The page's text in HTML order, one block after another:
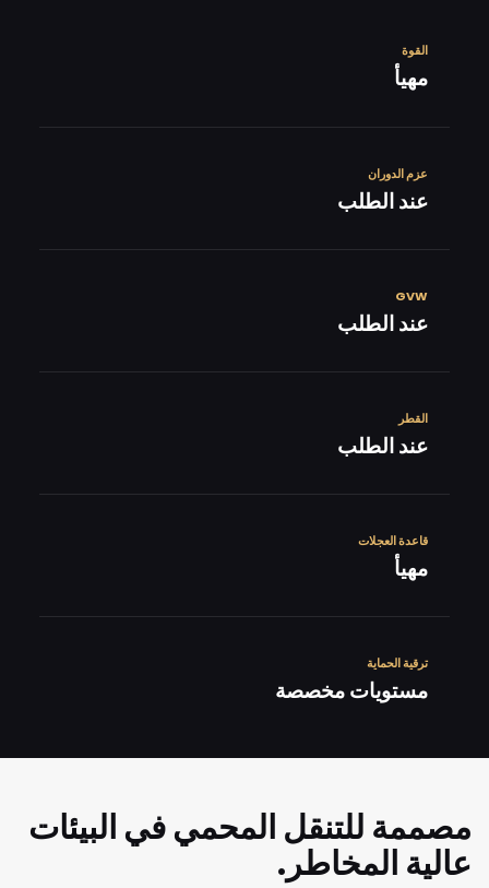
القوة
مهيأ
عزم الدوران
عند الطلب
GVW
عند الطلب
القطر
عند الطلب
قاعدة العجلات
مهيأ
ترقية الحماية
مستويات مخصصة
مصممة للتنقل المحمي في البيئات
عالية المخاطر.